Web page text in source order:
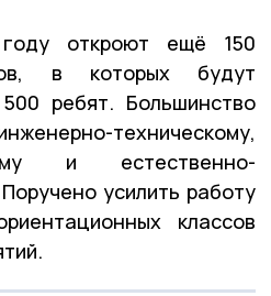
откроют ещё 150
в которых будут
ребят. Большинство
техническому,
и естественно-
усилить работу
классов